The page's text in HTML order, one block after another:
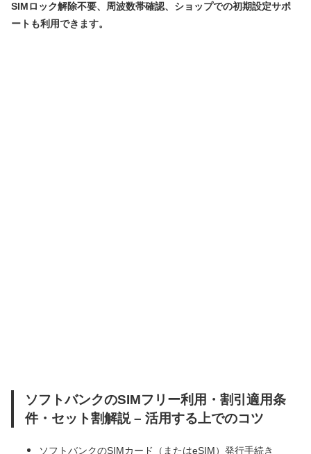
SIMロック解除不要、周波数帯確認、ショップでの初期設定サポ
ートも利用できます。
ソフトバンクのSIMフリー利用・割引適用条
件・セット割解説 – 活用する上でのコツ
ソフトバンクのSIMカード（またはeSIM）発行手続き